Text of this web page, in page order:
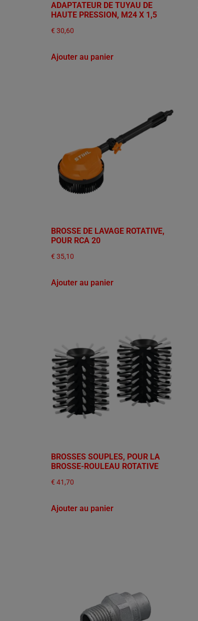
ADAPTATEUR DE TUYAU DE
HAUTE PRESSION, M24 X 1,5
€ 30,60
Ajouter au panier
BROSSE DE LAVAGE ROTATIVE,
POUR RCA 20
€ 35,10
Ajouter au panier
BROSSES SOUPLES, POUR LA
BROSSE-ROULEAU ROTATIVE
€ 41,70
Ajouter au panier